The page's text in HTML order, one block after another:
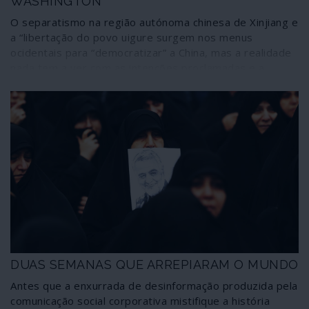
O separatismo na região autónoma chinesa de Xinjiang e
a “libertação do povo uigure surgem nos menus
dado o salto do feudalismo para a modernidade em
algumas décadas, a região desempenha um papel fulcral
nas acções chinesas de internacionalização. Daí que os
Estados Unidos e aliados não tenham hesitado em criar
e manipular grupos terroristas “uigures” da família da al-
Qaida que tanto estão activos internamente como
podem ser exportados temporariamente, como
aconteceu na guerra contra a Síria.
DUAS SEMANAS QUE ARREPIARAM O MUNDO
Antes que a enxurrada de desinformação produzida pela
comunicação social corporativa mistifique a história